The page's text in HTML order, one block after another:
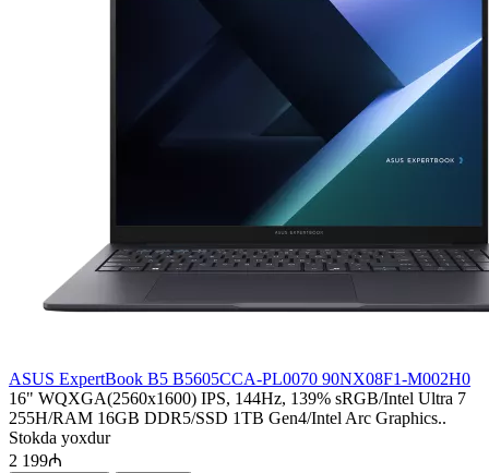
ASUS ExpertBook B5 B5605CCA-PL0070 90NX08F1-M002H0
16" WQXGA(2560x1600) IPS, 144Hz, 139% sRGB/Intel Ultra 7
255H/RAM 16GB DDR5/SSD 1TB Gen4/Intel Arc Graphics..
Stokda yoxdur
2 199₼